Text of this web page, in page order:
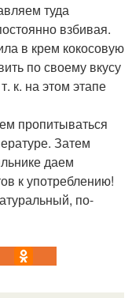
туда
взбивая.
в крем кокосовую
по своему вкусу
к. на этом этапе
пропитываться
Затем
даем
к употреблению!
по-